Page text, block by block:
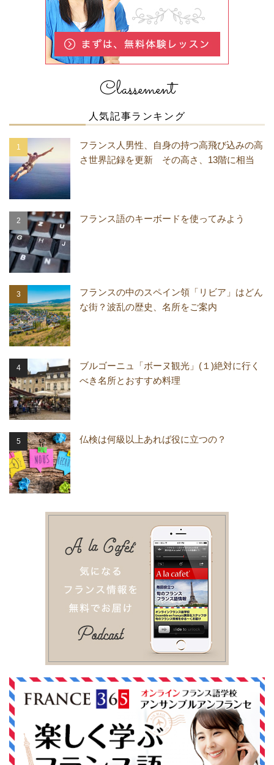
Classement
人気記事ランキング
フランス人男性、自身の持つ高飛び込みの高
さ世界記録を更新 その高さ、13階に相当
フランス語のキーボードを使ってみよう
フランスの中のスペイン領「リビア」はどん
な街？波乱の歴史、名所をご案内
ブルゴーニュ「ボーヌ観光」(１)絶対に行く
べき名所とおすすめ料理
仏検は何級以上あれば役に立つの？